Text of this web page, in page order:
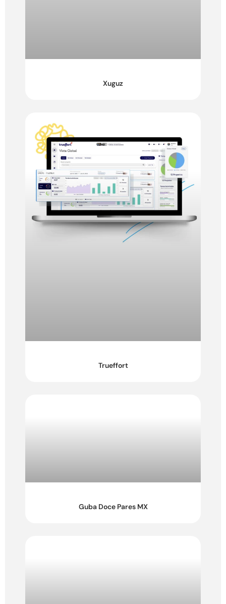
Xuguz
Trueffort
Guba Doce Pares MX